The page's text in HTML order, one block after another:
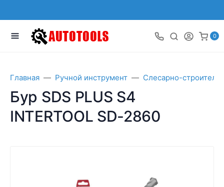
0
Главная Ручной инструмент Слесарно-
Бур SDS PLUS S4
INTERTOOL SD-2860